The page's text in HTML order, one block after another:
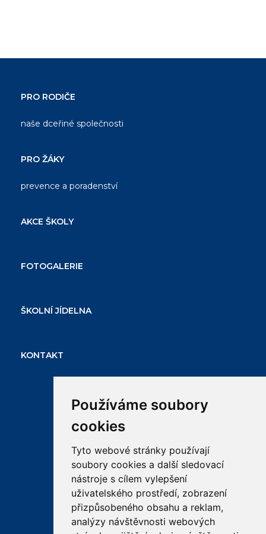
Používáme soubory
cookies
Tyto webové stránky používají
soubory cookies a další sledovací
nástroje s cílem vylepšení
uživatelského prostředí, zobrazení
přizpůsobeného obsahu a reklam,
analýzy návštěvnosti webových
PRO RODIČE
naše dceřiné společnosti
PRO ŽÁKY
prevence a poradenství
AKCE ŠKOLY
FOTOGALERIE
ŠKOLNÍ JÍDELNA
KONTAKT
RYCHLÉ ODKAZY
email bakalar ke
stazeni